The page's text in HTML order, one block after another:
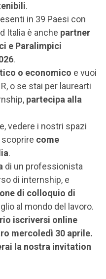
.
in 39 Paesi con
Italia è anche partner
e Paralimpici
.
o economico e vuoi
o se stai per laurearti
partecipa alla
vedere i nostri spazi
come
.
di un professionista
di internship, e
di colloquio di
al mondo del lavoro.
iscriversi online
mercoledì 30 aprile.
la nostra invitation